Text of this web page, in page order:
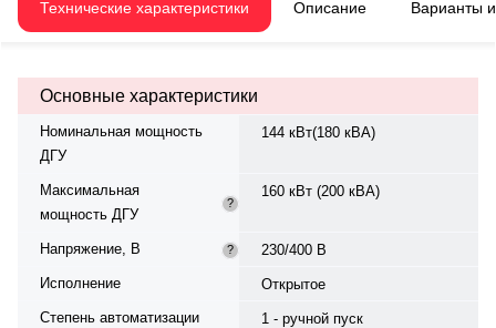
жидкостная. Частота вращения
В, 50 Гц. Топливо — дизель, бак
350 л. Расход топлива при 75%
автономной работы — 11,3 ч. Вес
— 1860 кг, габариты:
Производство: Турция, гарантия
— 12 месяцев или 1000
Технические характеристики Описание Варианты
Основные характеристики
Номинальная мощность
ДГУ
144 кВт(180 кВА)
Максимальная
мощность ДГУ
?
160 кВт (200 кВА)
Напряжение, В ?
230/400 В
Исполнение
Открытое
Степень автоматизации
1 - ручной пуск